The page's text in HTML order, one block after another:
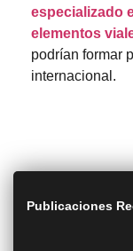
especializado
elementos
podrían formar
internacional.
Publicaciones